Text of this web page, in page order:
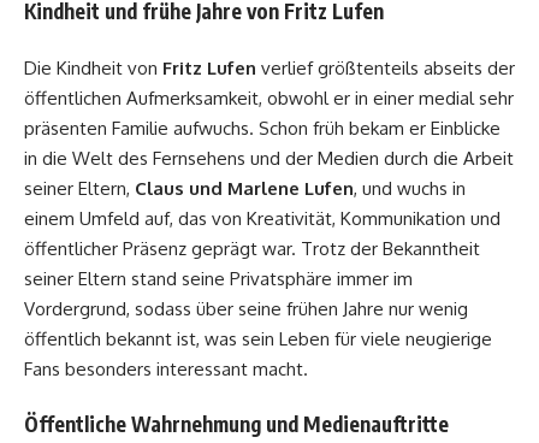
Kindheit und frühe Jahre von Fritz Lufen
Die Kindheit von Fritz Lufen verlief größtenteils abseits der
öffentlichen Aufmerksamkeit, obwohl er in einer medial sehr
präsenten Familie aufwuchs. Schon früh bekam er Einblicke
in die Welt des Fernsehens und der Medien durch die Arbeit
seiner Eltern, Claus und Marlene Lufen, und wuchs in
einem Umfeld auf, das von Kreativität, Kommunikation und
öffentlicher Präsenz geprägt war. Trotz der Bekanntheit
seiner Eltern stand seine Privatsphäre immer im
Vordergrund, sodass über seine frühen Jahre nur wenig
öffentlich bekannt ist, was sein Leben für viele neugierige
Fans besonders interessant macht.
Öffentliche Wahrnehmung und Medienauftritte